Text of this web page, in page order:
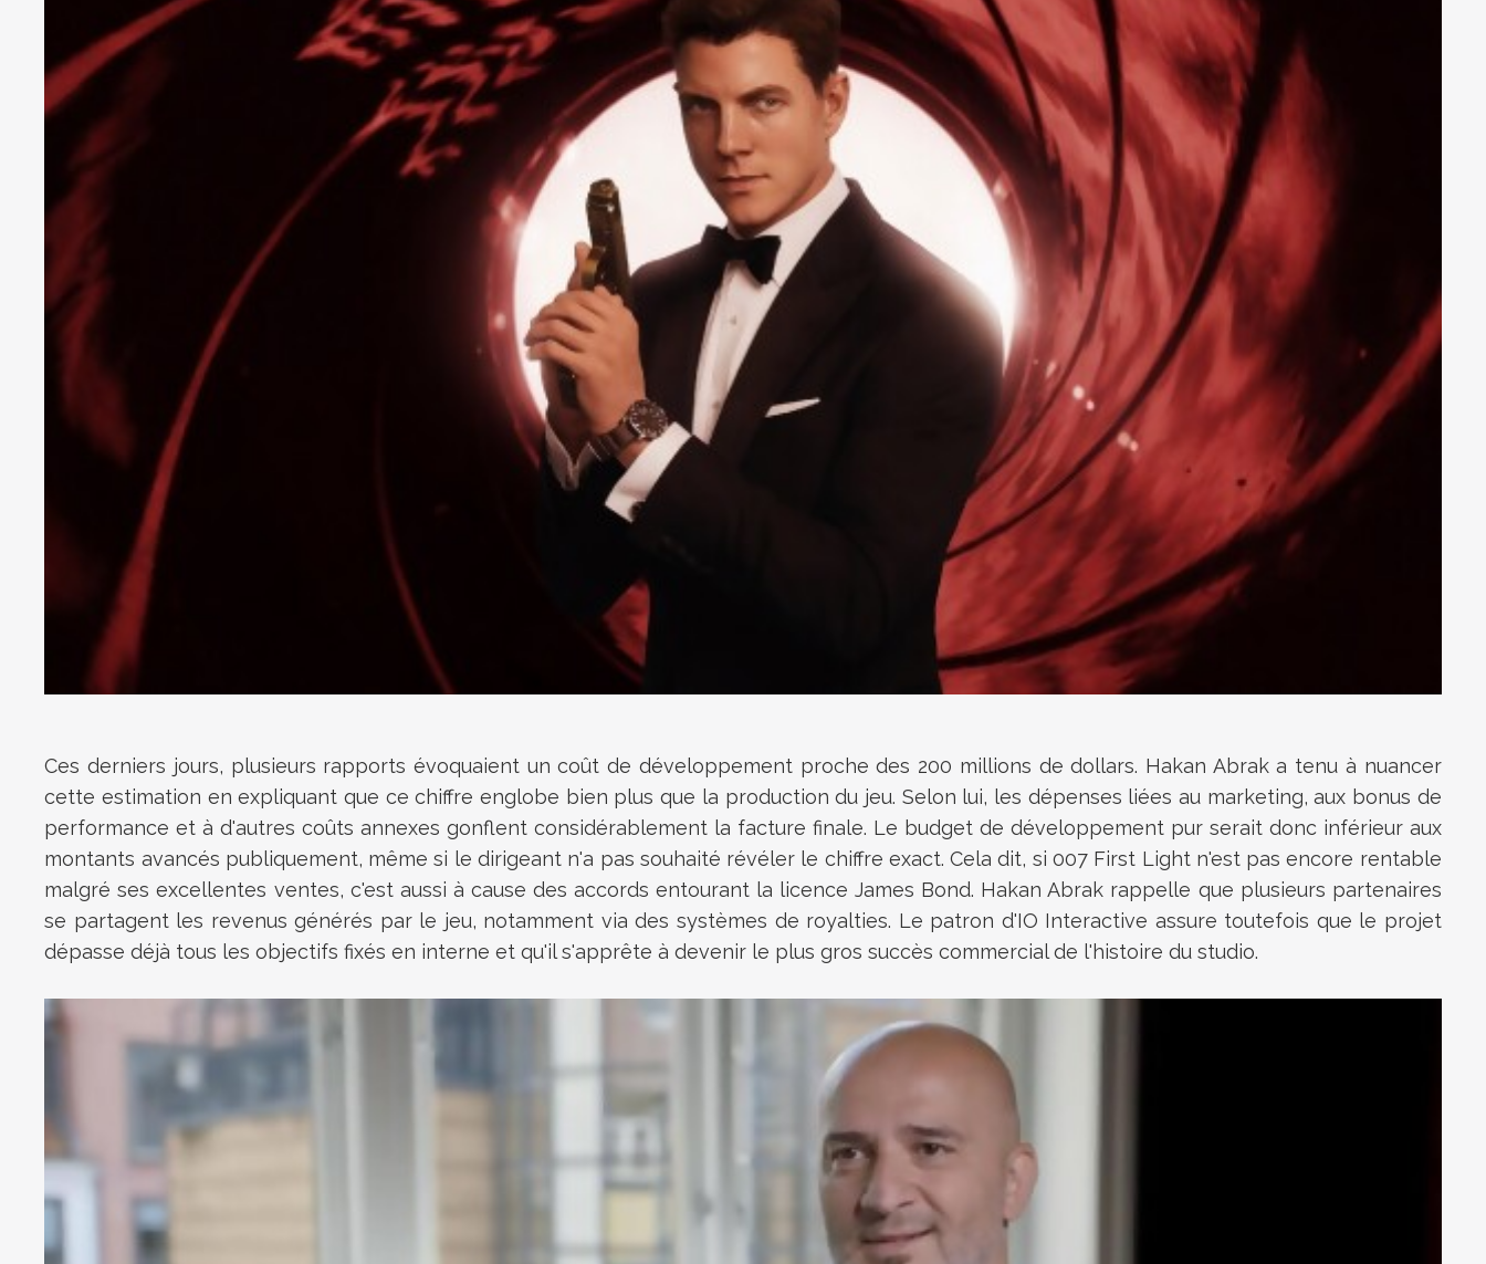
Ces derniers jours, plusieurs rapports évoquaient un coût de développement proche des 200 millions de dollars. Hakan Abrak a tenu à nuancer
cette estimation en expliquant que ce chiffre englobe bien plus que la production du jeu. Selon lui, les dépenses liées au marketing, aux bonus de
performance et à d'autres coûts annexes gonflent considérablement la facture finale. Le budget de développement pur serait donc inférieur aux
montants avancés publiquement, même si le dirigeant n'a pas souhaité révéler le chiffre exact. Cela dit, si 007 First Light n'est pas encore rentable
malgré ses excellentes ventes, c'est aussi à cause des accords entourant la licence James Bond. Hakan Abrak rappelle que plusieurs partenaires
se partagent les revenus générés par le jeu, notamment via des systèmes de royalties. Le patron d'IO Interactive assure toutefois que le projet
dépasse déjà tous les objectifs fixés en interne et qu'il s'apprête à devenir le plus gros succès commercial de l'histoire du studio.